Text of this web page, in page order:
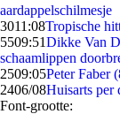
aardappelschilmesje
3011:08Tropische
5509:51Dikke Van
schaamlippen
2509:05Peter Faber
2406/08Huisarts per
Font-grootte: